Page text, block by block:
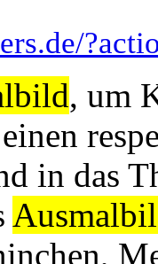
, um
in das